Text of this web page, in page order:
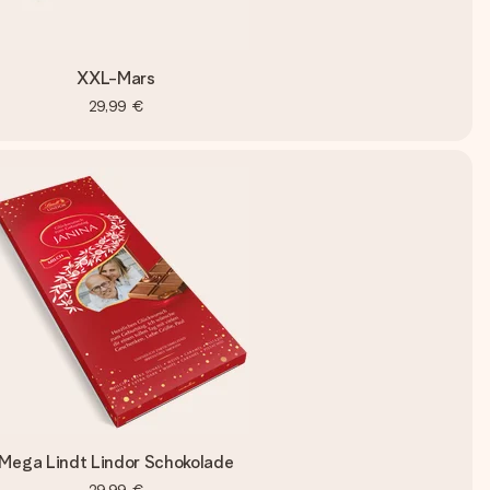
XXL-Mars
29,99 €
Lindt Lindor Schokolade